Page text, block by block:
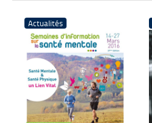
Actualités